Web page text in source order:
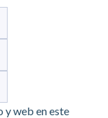
y web en este